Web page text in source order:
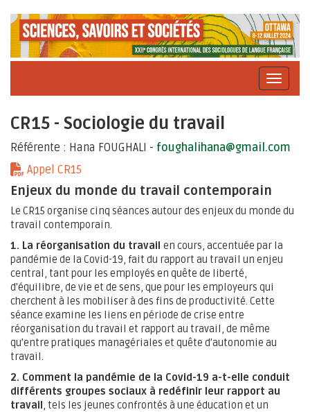
CR15 - Sociologie du travail
Référente : Hana FOUGHALI - foughalihana@gmail.com
Appel CR15
Enjeux du monde du travail contemporain
Le CR15 organise cinq séances autour des enjeux du monde du
travail contemporain.
1. La réorganisation du travail en cours, accentuée par la
pandémie de la Covid-19, fait du rapport au travail un enjeu
central, tant pour les employés en quête de liberté,
d’équilibre, de vie et de sens, que pour les employeurs qui
cherchent à les mobiliser à des fins de productivité. Cette
séance examine les liens en période de crise entre
réorganisation du travail et rapport au travail, de même
qu’entre pratiques managériales et quête d’autonomie au
travail.
2. Comment la pandémie de la Covid-19 a-t-elle conduit
différents groupes sociaux à redéfinir leur rapport au
travail , tels les jeunes confrontés à une éducation et un